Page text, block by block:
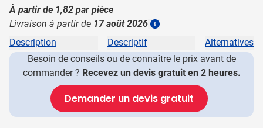
À partir de 1,82 par pièce
Livraison à partir de 17 août 2026
Description Descriptif
Alternatives
Besoin de conseils ou de connaître le prix avant de
commander ? Recevez un devis gratuit en 2 heures.
Demander un devis gratuit